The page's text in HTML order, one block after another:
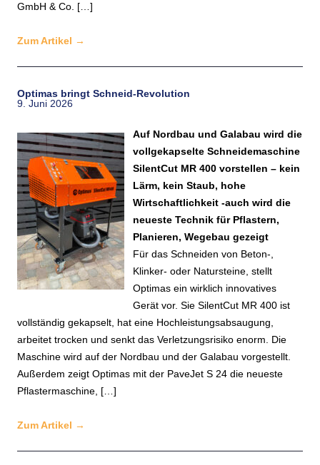
GmbH & Co. […]
Zum Artikel →
Optimas bringt Schneid-Revolution
9. Juni 2026
Auf Nordbau und Galabau wird die
vollgekapselte Schneidemaschine
SilentCut MR 400 vorstellen – kein
Lärm, kein Staub, hohe
Wirtschaftlichkeit -auch wird die
neueste Technik für Pflastern,
Planieren, Wegebau gezeigt
Für das Schneiden von Beton-,
Klinker- oder Natursteine, stellt
Optimas ein wirklich innovatives
Gerät vor. Sie SilentCut MR 400 ist
vollständig gekapselt, hat eine Hochleistungsabsaugung,
arbeitet trocken und senkt das Verletzungsrisiko enorm. Die
Maschine wird auf der Nordbau und der Galabau vorgestellt.
Außerdem zeigt Optimas mit der PaveJet S 24 die neueste
Pflastermaschine, […]
Zum Artikel →